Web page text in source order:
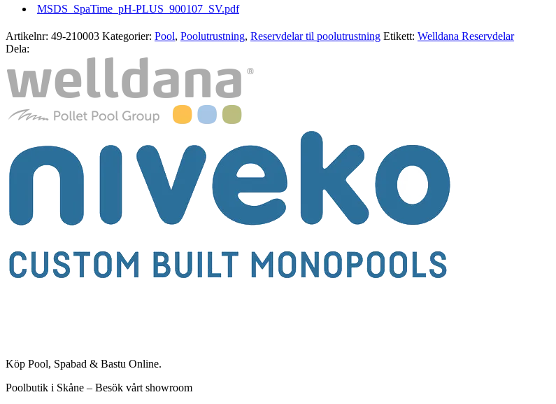
MSDS_SpaTime_pH-PLUS_900107_SV.pdf
Artikelnr: 49-210003 Kategorier: Pool, Poolutrustning, Reservdelar til poolutrustning Etikett: Welldana Reservdelar
Dela:
Köp Pool, Spabad & Bastu Online.
Poolbutik i Skåne – Besök vårt showroom